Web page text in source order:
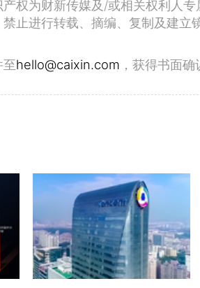
权为财新传媒及/或相关权利人专
止进行转载、摘编、复制及建立
至hello@caixin.com ，获得书面确